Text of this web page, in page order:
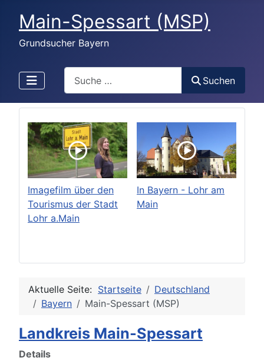
Main-Spessart (MSP)
Grundsucher Bayern
Suchen
Imagefilm über den
Tourismus der Stadt
Lohr a.Main
In Bayern - Lohr am
Main
Aktuelle Seite: Startseite
Deutschland
Bayern
Main-Spessart (MSP)
Landkreis Main-Spessart
Details